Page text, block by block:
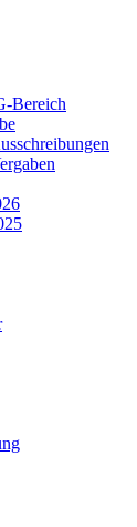
Bereich